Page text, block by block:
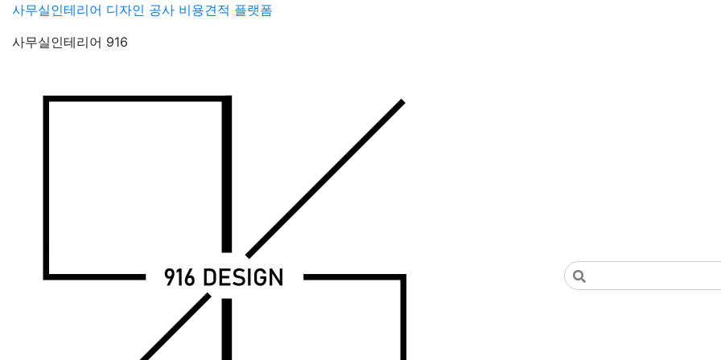
Skip
content
사무실인테리어 디자인 공사 비용견적 플랫폼
사무실인테리어 916